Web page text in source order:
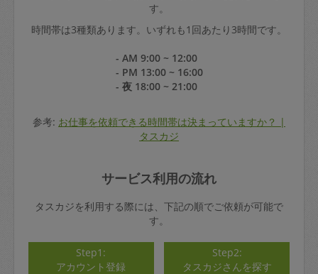
す。
時間帯は3種類あります。いずれも1回あたり3時間です。
- AM 9:00 ~ 12:00
- PM 13:00 ~ 16:00
- 夜 18:00 ~ 21:00
参考: お仕事を依頼できる時間帯は決まっていますか？ |
タスカジ
サービス利用の流れ
タスカジを利用する際には、下記の順でご依頼が可能で
す。
Step1:
アカウント登録
Step2:
タスカジさんを探す